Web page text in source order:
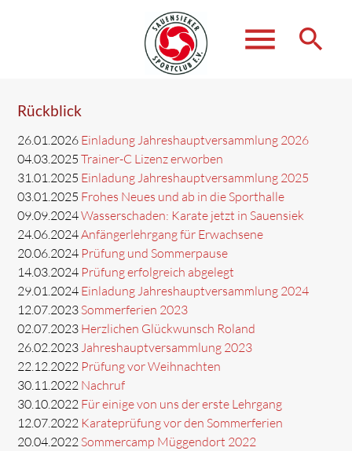
menu search
Suchbegriffe
Rückblick
26.01.2026 Einladung Jahreshauptversammlung 2026
04.03.2025 Trainer-C Lizenz erworben
31.01.2025 Einladung Jahreshauptversammlung 2025
03.01.2025 Frohes Neues und ab in die Sporthalle
09.09.2024Wasserschaden: Karate jetzt in Sauensiek
24.06.2024Anfängerlehrgang für Erwachsene
20.06.2024 Prüfung und Sommerpause
14.03.2024 Prüfung erfolgreich abgelegt
29.01.2024 Einladung Jahreshauptversammlung 2024
12.07.2023 Sommerferien 2023
02.07.2023 Herzlichen Glückwunsch Roland
26.02.2023 Jahreshauptversammlung 2023
22.12.2022 Prüfung vor Weihnachten
30.11.2022 Nachruf
30.10.2022 Für einige von uns der erste Lehrgang
12.07.2022 Karateprüfung vor den Sommerferien
20.04.2022 Sommercamp Müggendort 2022